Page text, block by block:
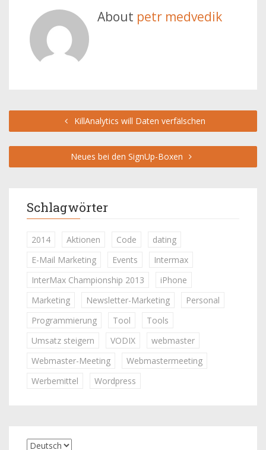
About petr medvedik
KillAnalytics will Daten verfälschen
Neues bei den SignUp-Boxen
Schlagwörter
2014 Aktionen Code
dating
E-Mail Marketing
Events
Intermax
InterMax Championship 2013
iPhone
Marketing
Newsletter-Marketing
Personal
Programmierung
Tool
Tools
Umsatz steigern
VODIX
webmaster
Webmaster-Meeting
Webmastermeeting
Werbemittel
Wordpress